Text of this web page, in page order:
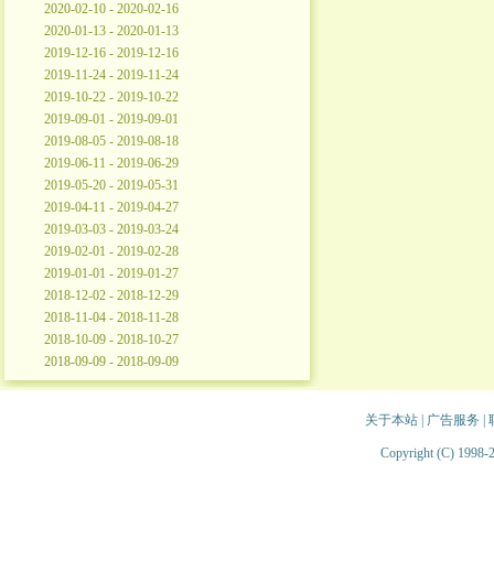
2020-02-10 - 2020-02-16
2020-01-13 - 2020-01-13
2019-12-16 - 2019-12-16
2019-11-24 - 2019-11-24
2019-10-22 - 2019-10-22
2019-09-01 - 2019-09-01
2019-08-05 - 2019-08-18
2019-06-11 - 2019-06-29
2019-05-20 - 2019-05-31
2019-04-11 - 2019-04-27
2019-03-03 - 2019-03-24
2019-02-01 - 2019-02-28
2019-01-01 - 2019-01-27
2018-12-02 - 2018-12-29
2018-11-04 - 2018-11-28
2018-10-09 - 2018-10-27
2018-09-09 - 2018-09-09
关于本站| 广告服务
Copyright (C) 1998-